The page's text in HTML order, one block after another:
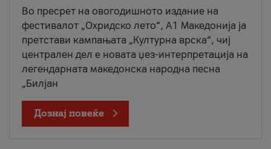
Во пресрет на овогодишното издание на
фестивалот „Охридско лето“, А1 Македонија ја
претстави кампањата „Културна врска“, чиј
централен дел е новата џез-интерпретација на
легендарната македонска народна песна
„Билјан
Дознај повеќе